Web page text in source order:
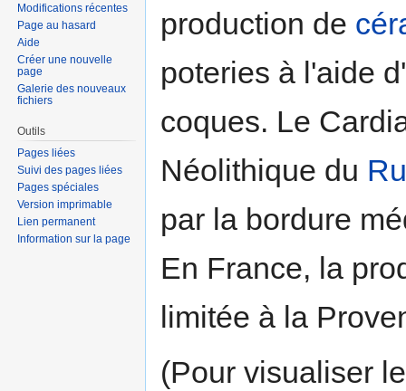
production de
poteries à l'aide
coques. Le
Néolithique du
par la bordure
En France, la
limitée à la
(Pour visualiser
Modifications récentes
Page au hasard
Aide
Créer une nouvelle
page
Galerie des nouveaux
fichiers
Outils
Pages liées
Suivi des pages liées
Pages spéciales
Version imprimable
Lien permanent
Information sur la page